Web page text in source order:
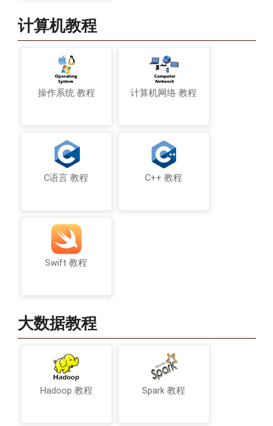
计算机教程
操作系统 教程 计算机网络 教程
C语言 教程 C++ 教程
Swift 教程
大数据教程
Hadoop 教程 Spark 教程